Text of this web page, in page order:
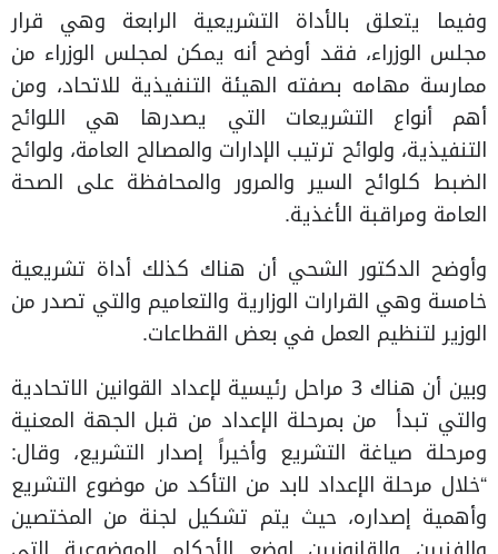
وفيما يتعلق بالأداة التشريعية الرابعة وهي قرار
مجلس الوزراء، فقد أوضح أنه يمكن لمجلس الوزراء من
ممارسة مهامه بصفته الهيئة التنفيذية للاتحاد، ومن
أهم أنواع التشريعات التي يصدرها هي اللوائح
التنفيذية، ولوائح ترتيب الإدارات والمصالح العامة، ولوائح
الضبط كلوائح السير والمرور والمحافظة على الصحة
العامة ومراقبة الأغذية.
وأوضح الدكتور الشحي أن هناك كذلك أداة تشريعية
خامسة وهي القرارات الوزارية والتعاميم والتي تصدر من
الوزير لتنظيم العمل في بعض القطاعات.
وبين أن هناك 3 مراحل رئيسية لإعداد القوانين الاتحادية
والتي تبدأ من بمرحلة الإعداد من قبل الجهة المعنية
ومرحلة صياغة التشريع وأخيراً إصدار التشريع، وقال:
“خلال مرحلة الإعداد لابد من التأكد من موضوع التشريع
وأهمية إصداره، حيث يتم تشكيل لجنة من المختصين